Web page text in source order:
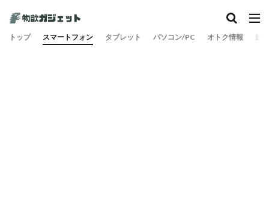
トップ スマートフォン タブレット パソコン/PC オトク情報 旅
カテゴリー